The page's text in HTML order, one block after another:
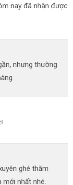
nay đã nhận được
nhưng thường
ghé thăm
mới nhất nhé.